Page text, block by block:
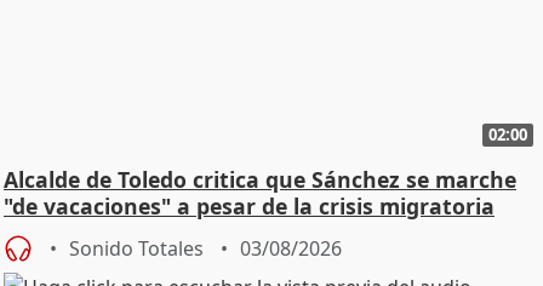
02:00
Alcalde de Toledo critica que Sánchez se marche
"de vacaciones" a pesar de la crisis migratoria
Sonido Totales 03/08/2026